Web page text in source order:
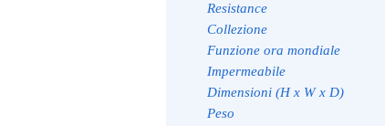
Resistance
Collezione
Funzione ora mondiale
Impermeabile
Dimensioni (H x W x D)
Peso